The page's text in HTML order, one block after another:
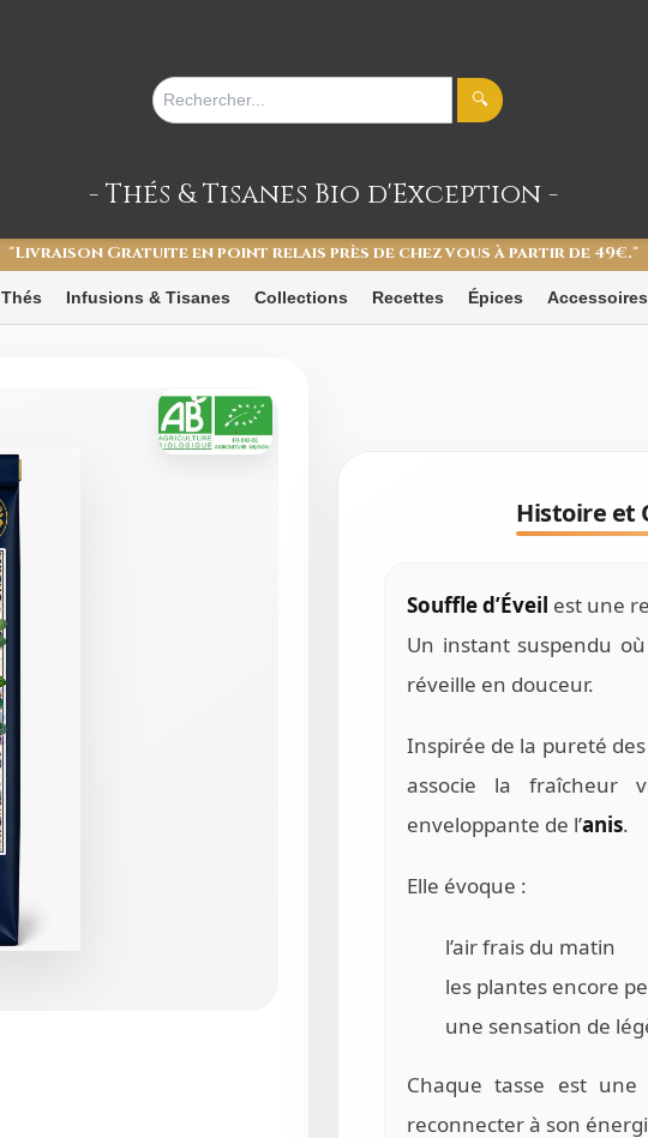
🔍
- Thés & Tisanes Bio d'Exception -
"Livraison Gratuite en point relais près de chez vous à partir de 49€."
Thés Infusions & Tisanes Collections Recettes Épices Accessoires
Histoire et
Souffle d’Éveil est une
Un instant suspendu
réveille en douceur.
Inspirée de la pureté
associe la fraîcheur
enveloppante de l’anis.
Elle évoque :
l’air frais du matin
les plantes encore
une sensation de
Chaque tasse est une
reconnecter à son